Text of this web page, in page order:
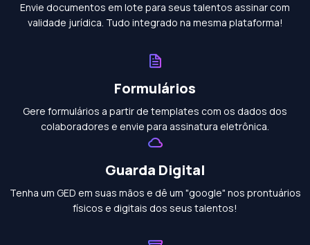
Envie documentos em lote para seus talentos assinar com
validade jurídica. Tudo integrado na mesma plataforma!
Formulários
Gere formulários a partir de templates com os dados dos
colaboradores e envie para assinatura eletrônica.
Guarda Digital
Tenha um GED em suas mãos e dê um "google" nos prontuários
físicos e digitais dos seus talentos!